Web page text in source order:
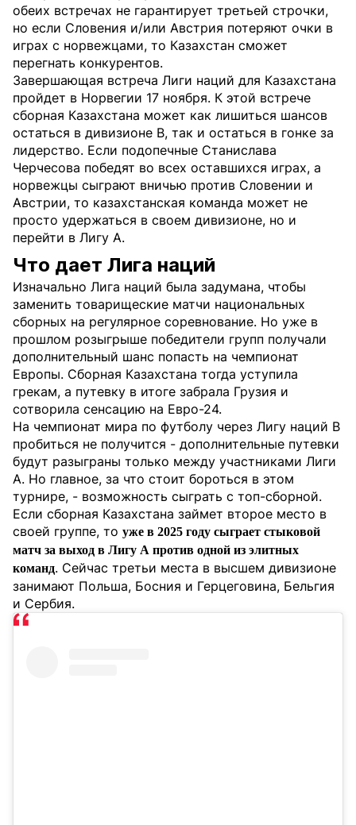
обеих встречах не гарантирует третьей строчки,
но если Словения и/или Австрия потеряют очки в
играх с норвежцами, то Казахстан сможет
перегнать конкурентов.
Завершающая встреча Лиги наций для Казахстана
пройдет в Норвегии 17 ноября. К этой встрече
сборная Казахстана может как лишиться шансов
остаться в дивизионе B, так и остаться в гонке за
лидерство. Если подопечные Станислава
Черчесова победят во всех оставшихся играх, а
норвежцы сыграют вничью против Словении и
Австрии, то казахстанская команда может не
просто удержаться в своем дивизионе, но и
перейти в Лигу А.
Что дает Лига наций
Изначально Лига наций была задумана, чтобы
заменить товарищеские матчи национальных
сборных на регулярное соревнование. Но уже в
прошлом розыгрыше победители групп получали
дополнительный шанс попасть на чемпионат
Европы. Сборная Казахстана тогда уступила
грекам, а путевку в итоге забрала Грузия и
сотворила сенсацию на Евро-24.
На чемпионат мира по футболу через Лигу наций B
пробиться не получится - дополнительные путевки
будут разыграны только между участниками Лиги
А. Но главное, за что стоит бороться в этом
турнире, - возможность сыграть с топ-сборной.
Если сборная Казахстана займет второе место в
своей группе, то уже в 2025 году сыграет стыковой
матч за выход в Лигу А против одной из элитных
команд. Сейчас третьи места в высшем дивизионе
занимают Польша, Босния и Герцеговина, Бельгия
и Сербия.